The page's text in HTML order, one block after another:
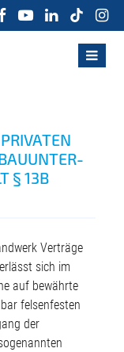
§ 13B
Verträge
sich im
auf bewährte
felsenfesten
der